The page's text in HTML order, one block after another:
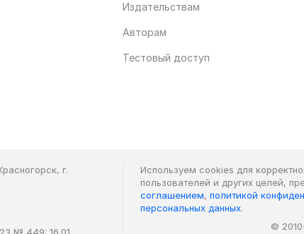
Издательствам
Авторам
Тестовый доступ
г.
Используем cookies для
пользователей и других целей,
соглашением, политикой
персональных данных.
©